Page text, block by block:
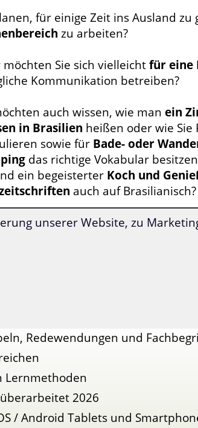
für einige Zeit ins Ausland
zu arbeiten?
möchten Sie sich vielleicht für eine
Kommunikation betreiben?
auch wissen, wie man ein
in Brasilien heißen oder wie Sie
sowie für Bade- oder
das richtige Vokabular
ein begeisterter Koch und
auch auf Brasilianisch?
bietet dieser Spezialwortschatz
Redewendungen und
Lernmethoden
2026
/ Android Tablets und
unserer Website, zu